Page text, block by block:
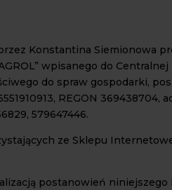
Konstantina Siemionowa
wpisanego do
do spraw gospodarki,
REGON 369438704,
579647446.
ze Sklepu
postanowień niniejszego